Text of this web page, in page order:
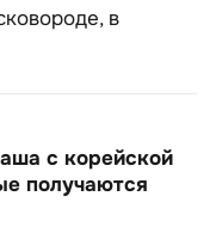
в
с корейской
получаются